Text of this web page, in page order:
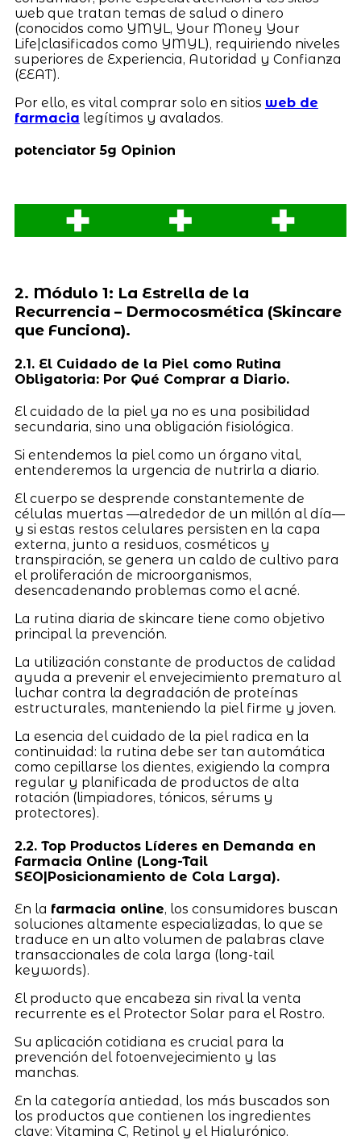
web que tratan temas de salud o dinero
(conocidos como YMYL, Your Money Your
Life|clasificados como YMYL), requiriendo niveles
superiores de Experiencia, Autoridad y Confianza
(EEAT).
Por ello, es vital comprar solo en sitios web de
farmacia legítimos y avalados.
potenciator 5g Opinion
2. Módulo 1: La Estrella de la
Recurrencia – Dermocosmética (Skincare
que Funciona).
2.1. El Cuidado de la Piel como Rutina
Obligatoria: Por Qué Comprar a Diario.
El cuidado de la piel ya no es una posibilidad
secundaria, sino una obligación fisiológica.
Si entendemos la piel como un órgano vital,
entenderemos la urgencia de nutrirla a diario.
El cuerpo se desprende constantemente de
células muertas —alrededor de un millón al día—
y si estas restos celulares persisten en la capa
externa, junto a residuos, cosméticos y
transpiración, se genera un caldo de cultivo para
el proliferación de microorganismos,
desencadenando problemas como el acné.
La rutina diaria de skincare tiene como objetivo
principal la prevención.
La utilización constante de productos de calidad
ayuda a prevenir el envejecimiento prematuro al
luchar contra la degradación de proteínas
estructurales, manteniendo la piel firme y joven.
La esencia del cuidado de la piel radica en la
continuidad: la rutina debe ser tan automática
como cepillarse los dientes, exigiendo la compra
regular y planificada de productos de alta
rotación (limpiadores, tónicos, sérums y
protectores).
2.2. Top Productos Líderes en Demanda en
Farmacia Online (Long-Tail
SEO|Posicionamiento de Cola Larga).
En la farmacia online, los consumidores buscan
soluciones altamente especializadas, lo que se
traduce en un alto volumen de palabras clave
transaccionales de cola larga (long-tail
keywords).
El producto que encabeza sin rival la venta
recurrente es el Protector Solar para el Rostro.
Su aplicación cotidiana es crucial para la
prevención del fotoenvejecimiento y las
manchas.
En la categoría antiedad, los más buscados son
los productos que contienen los ingredientes
clave: Vitamina C, Retinol y el Hialurónico.